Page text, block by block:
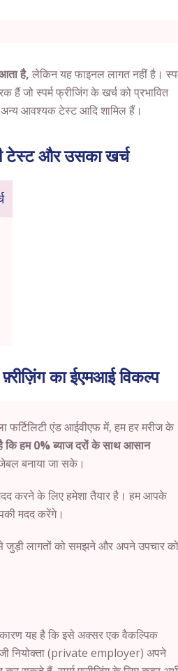
है, लेकिन यह फाइनल लागत नहीं है।
जो स्पर्म फ्रीजिंग के खर्च को प्रभावित
आवश्यक टेस्ट आदि शामिल हैं।
टेस्ट और उसका खर्च
का ईएमआई विकल्प
फर्टिलिटी एंड आईवीएफ में, हम हर मरीज के
कि हम 0% ब्याज दरों के साथ आसान
बनाया जा सके।
करने के लिए हमेशा तैयार है। हम आपके
मदद करेंगे।
जुड़ी लागतों को समझने और अपने उपचार को
यह है कि इसे अक्सर एक वैकल्पिक
नियोक्ता (private employer) अपने